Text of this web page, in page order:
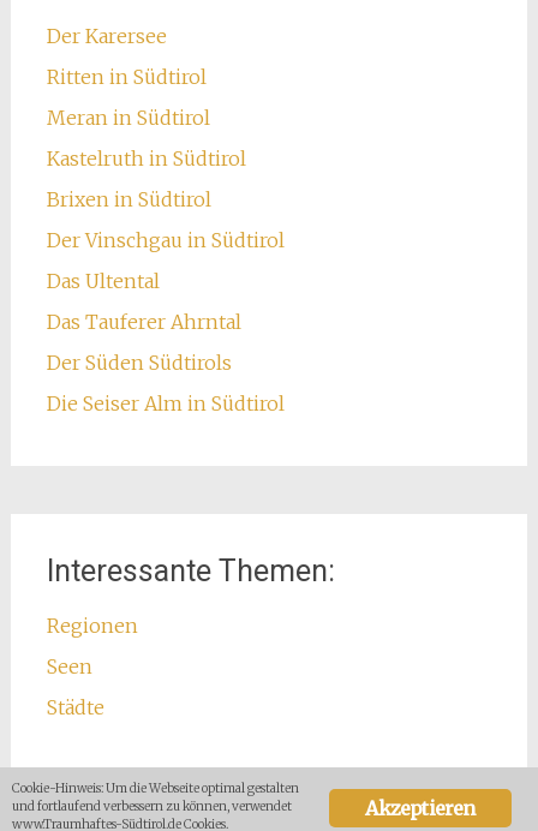
Der Karersee
Ritten in Südtirol
Meran in Südtirol
Kastelruth in Südtirol
Brixen in Südtirol
Der Vinschgau in Südtirol
Das Ultental
Das Tauferer Ahrntal
Der Süden Südtirols
Die Seiser Alm in Südtirol
Interessante Themen:
Regionen
Seen
Städte
Akzeptieren
Cookie-Hinweis: Um die Webseite optimal gestalten
und fortlaufend verbessern zu können, verwendet
www.Traumhaftes-Südtirol.de Cookies.